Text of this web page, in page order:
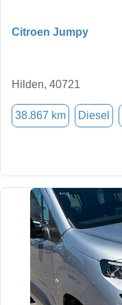
Citroen Jumpy
Hilden, 40721
38.867 km Diesel